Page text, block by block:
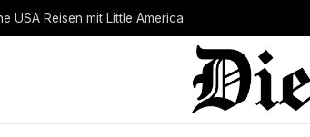
USA Reisen mit Little America